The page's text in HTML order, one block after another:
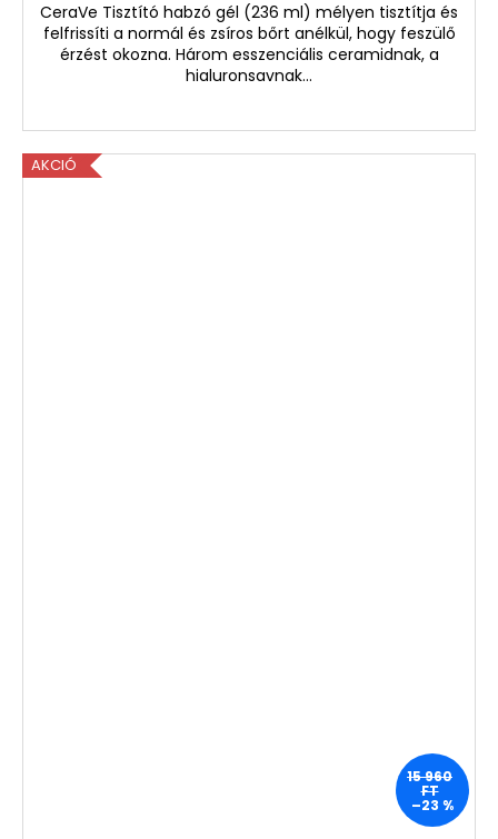
CeraVe Tisztító habzó gél (236 ml) mélyen tisztítja és
felfrissíti a normál és zsíros bőrt anélkül, hogy feszülő
érzést okozna. Három esszenciális ceramidnak, a
hialuronsavnak...
AKCIÓ
15 960
FT
–23 %